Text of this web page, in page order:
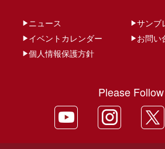
ニュース
サンブ
イベントカレンダー
お問い
個人情報保護方針
Please Follow